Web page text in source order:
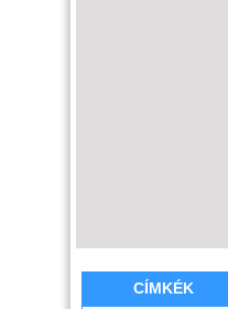
CÍMKÉK